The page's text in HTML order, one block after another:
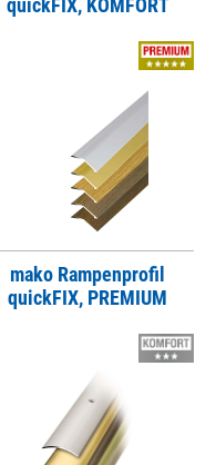
quickFIX, KOMFORT
mako Rampenprofil
quickFIX, PREMIUM